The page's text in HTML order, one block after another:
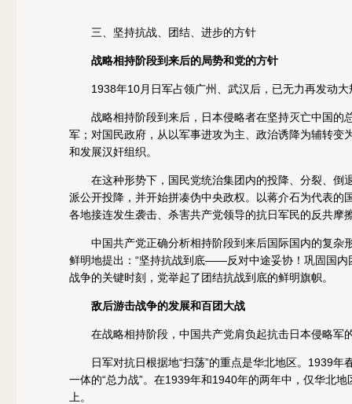
三、坚持抗战、团结、进步的方针
战略相持阶段到来后的局势和党的方针
1938年10月日军占领广州、武汉后，已无力再发动大
战略相持阶段到来后，日本侵略者在坚持灭亡中国的
军；对国民政府，从以军事进攻为主、政治诱降为辅转
和发展汉奸组织。
在这种形势下，国民党统治集团内的投降、分裂、倒
派公开投降，并开始拼凑伪中央政权。以蒋介石为代表
各地接连发生袭击、杀害共产党领导的抗日军民的反共摩
中国共产党正确分析相持阶段到来后国际国内的复杂
鲜明地提出：“坚持抗战到底——反对中途妥协！巩固国
战争的关键时刻，党举起了团结抗战到底的鲜明旗帜。
敌后游击战争的发展和百团大战
在战略相持阶段，中国共产党肩负起抗击日本侵略军
日军对抗日根据地“扫荡”的重点是华北地区。1939年
一体的“总力战”。在1939年和1940年的两年中，仅华北
上。